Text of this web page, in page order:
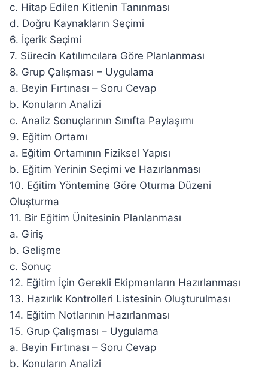
c. Hitap Edilen Kitlenin Tanınması
d. Doğru Kaynakların Seçimi
6. İçerik Seçimi
7. Sürecin Katılımcılara Göre Planlanması
8. Grup Çalışması – Uygulama
a. Beyin Fırtınası – Soru Cevap
b. Konuların Analizi
c. Analiz Sonuçlarının Sınıfta Paylaşımı
9. Eğitim Ortamı
a. Eğitim Ortamının Fiziksel Yapısı
b. Eğitim Yerinin Seçimi ve Hazırlanması
10. Eğitim Yöntemine Göre Oturma Düzeni
Oluşturma
11. Bir Eğitim Ünitesinin Planlanması
a. Giriş
b. Gelişme
c. Sonuç
12. Eğitim İçin Gerekli Ekipmanların Hazırlanması
13. Hazırlık Kontrolleri Listesinin Oluşturulması
14. Eğitim Notlarının Hazırlanması
15. Grup Çalışması – Uygulama
a. Beyin Fırtınası – Soru Cevap
b. Konuların Analizi